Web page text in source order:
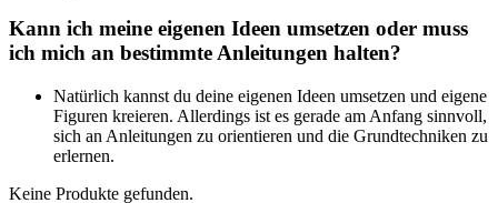
Kann ich meine eigenen Ideen umsetzen oder muss
ich mich an bestimmte Anleitungen halten?
Natürlich kannst du deine eigenen Ideen umsetzen und eigene
Figuren kreieren. Allerdings ist es gerade am Anfang sinnvoll,
sich an Anleitungen zu orientieren und die Grundtechniken zu
erlernen.
Keine Produkte gefunden.